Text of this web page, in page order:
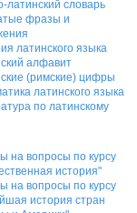
латинский словарь
фразы и
латинского языка
алфавит
(римские) цифры
латинского языка
по латинскому
на вопросы по курсу
история"
на вопросы по курсу
история стран